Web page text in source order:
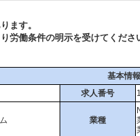
ます。
労働条件の明示を受けてくださ
基本情報
求人番号
業種